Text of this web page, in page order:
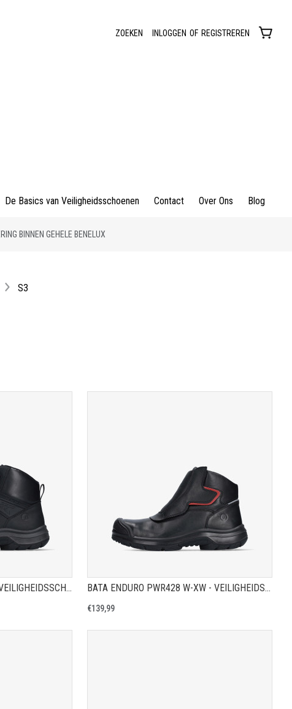
ZOEKEN INLOGGEN OF REGISTREREN
De Basics van Veiligheidsschoenen Contact Over Ons Blog
BINNEN GEHELE BENELUX
S3
BATA ENDURO PWR421 W - VEILIGHEIDSSCHOEN S3S
TOON PRODUCTPAGINA
BATA ENDURO PWR428 W-XW - VEILIGHEIDSSCHOEN S3
€139,99
TOON PRODUCTPAGINA